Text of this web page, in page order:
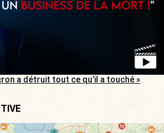
a détruit tout ce qu’il a touché »